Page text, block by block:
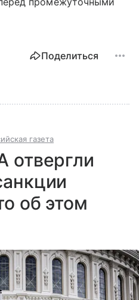
Поделиться
газета
отвергли
об этом